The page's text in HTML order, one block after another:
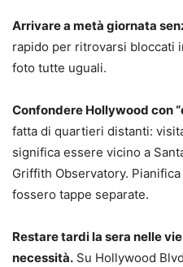
Arrivare a metà giornata
rapido per ritrovarsi bloccati
foto tutte uguali.
Confondere Hollywood con
fatta di quartieri distanti:
significa essere vicino a
Griffith Observatory.
fossero tappe separate.
Restare tardi la sera nelle
necessità. Su Hollywood